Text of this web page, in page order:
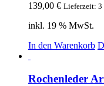
139,00 € Lieferzeit: 3
inkl. 19 % MwSt.
In den Warenkorb
Rochenleder